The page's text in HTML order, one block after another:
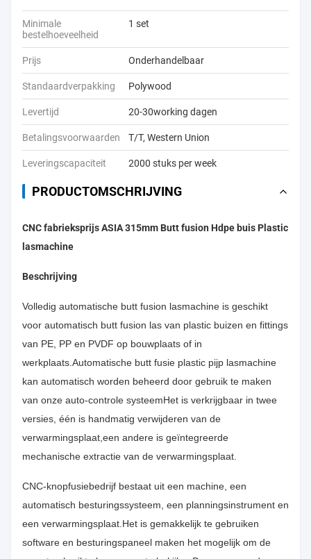
Minimale
bestelhoeveelheid
1 set
Prijs Onderhandelbaar
Standaardverpakking Polywood
Levertijd 20-30working dagen
Betalingsvoorwaarden T/T, Western Union
Leveringscapaciteit 2000 stuks per week
PRODUCTOMSCHRIJVING
CNC fabrieksprijs ASIA 315mm Butt fusion Hdpe buis Plastic
lasmachine
Beschrijving
Volledig automatische butt fusion lasmachine is geschikt
voor automatisch butt fusion las van plastic buizen en fittings
van PE, PP en PVDF op bouwplaats of in
werkplaats.Automatische butt fusie plastic pijp lasmachine
kan automatisch worden beheerd door gebruik te maken
van onze auto-controle systeemHet is verkrijgbaar in twee
versies, één is handmatig verwijderen van de
verwarmingsplaat,een andere is geïntegreerde
mechanische extractie van de verwarmingsplaat.
CNC-knopfusiebedrijf bestaat uit een machine, een
automatisch besturingssysteem, een planningsinstrument en
een verwarmingsplaat.Het is gemakkelijk te gebruiken
software en besturingspaneel maken het mogelijk om de